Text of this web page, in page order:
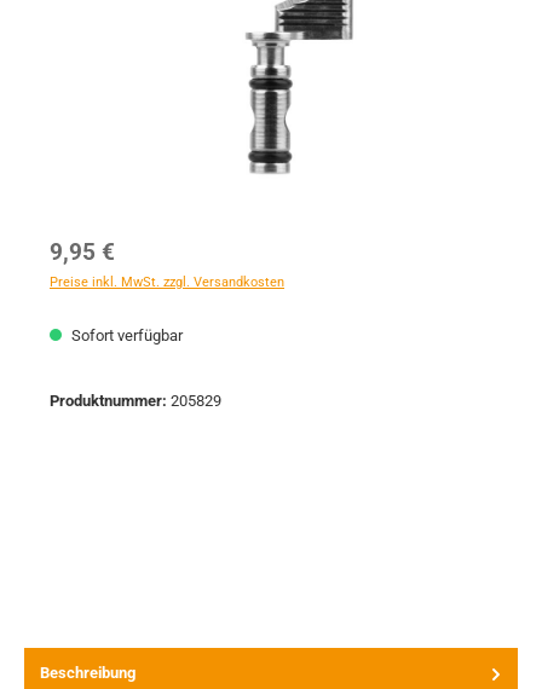
Regulärer Preis:
9,95 €
Preise inkl. MwSt. zzgl. Versandkosten
Sofort verfügbar
Produktnummer: 205829
Beschreibung